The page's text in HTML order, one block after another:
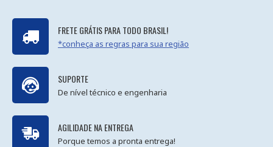
FRETE GRÁTIS PARA TODO BRASIL!
*conheça as regras para sua região
SUPORTE
De nível técnico e engenharia
AGILIDADE NA ENTREGA
Porque temos a pronta entrega!